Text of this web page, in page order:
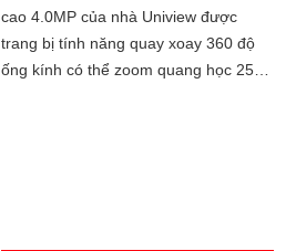
cao 4.0MP của nhà Uniview được
trang bị tính năng quay xoay 360 độ
ống kính có thể zoom quang học 25x,